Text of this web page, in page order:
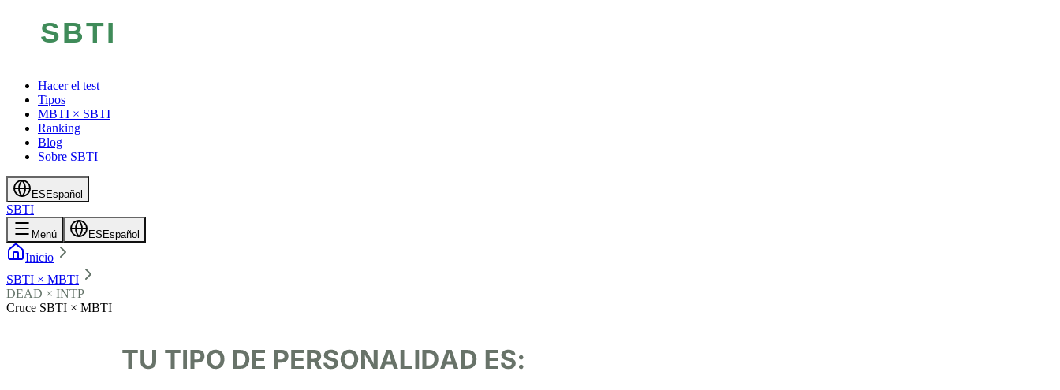
Hacer el test
Tipos
MBTI × SBTI
Ranking
Blog
Sobre SBTI
ES Español
SBTI
Menú ES Español
Inicio
SBTI × MBTI
DEAD × INTP
Cruce SBTI × MBTI